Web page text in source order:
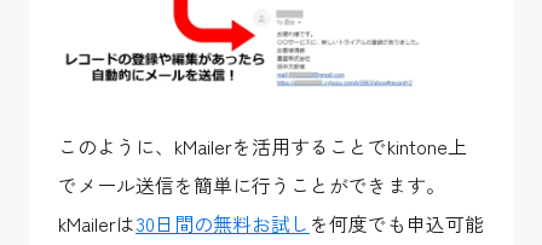
このように、kMailerを活用することでkintone上
でメール送信を簡単に行うことができます。
kMailerは30日間の無料お試し を何度でも申込可能